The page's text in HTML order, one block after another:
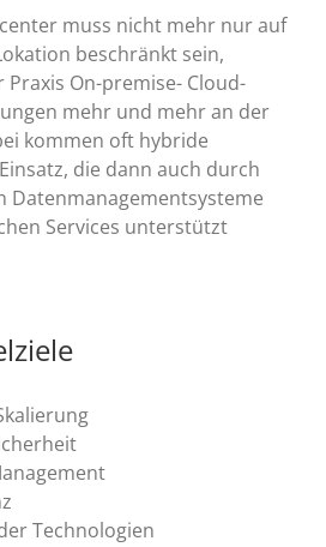
muss nicht mehr nur auf
beschränkt sein,
On-premise- Cloud-
mehr und mehr an der
kommen oft hybride
die dann auch durch
Datenmanagementsysteme
Services unterstützt
Technologien